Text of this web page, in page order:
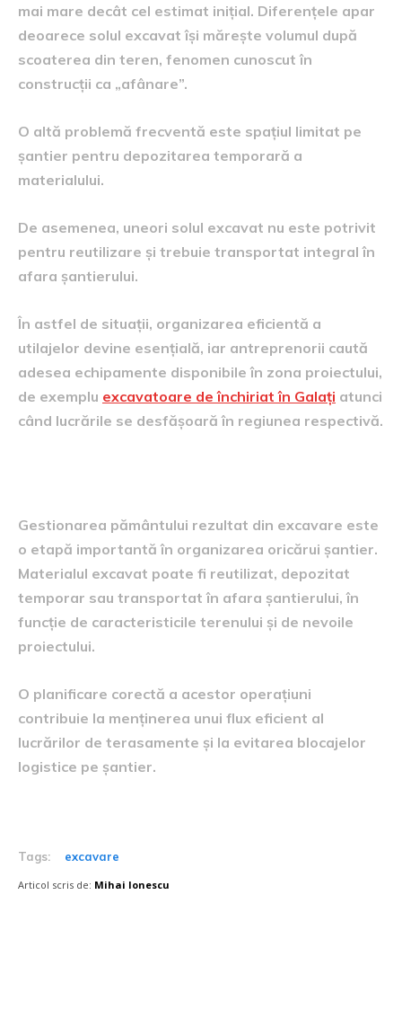
mai mare decât cel estimat inițial. Diferențele apar
deoarece solul excavat își mărește volumul după
scoaterea din teren, fenomen cunoscut în
construcții ca „afânare”.
O altă problemă frecventă este spațiul limitat pe
șantier pentru depozitarea temporară a
materialului.
De asemenea, uneori solul excavat nu este potrivit
pentru reutilizare și trebuie transportat integral în
afara șantierului.
În astfel de situații, organizarea eficientă a
utilajelor devine esențială, iar antreprenorii caută
adesea echipamente disponibile în zona proiectului,
de exemplu excavatoare de închiriat în Galați atunci
când lucrările se desfășoară în regiunea respectivă.
Gestionarea pământului rezultat din excavare este
o etapă importantă în organizarea oricărui șantier.
Materialul excavat poate fi reutilizat, depozitat
temporar sau transportat în afara șantierului, în
funcție de caracteristicile terenului și de nevoile
proiectului.
O planificare corectă a acestor operațiuni
contribuie la menținerea unui flux eficient al
lucrărilor de terasamente și la evitarea blocajelor
logistice pe șantier.
Tags: excavare
Articol scris de: Mihai Ionescu